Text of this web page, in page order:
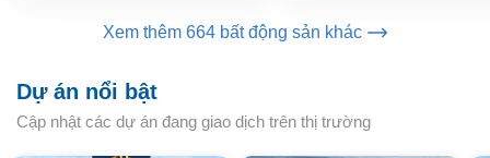
Xem thêm 664 bất động sản khác
Dự án nổi bật
Cập nhật các dự án đang giao dịch trên thị trường